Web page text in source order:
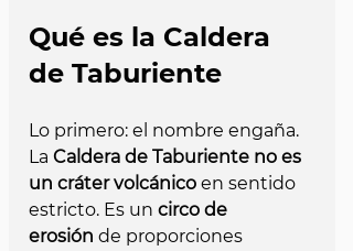
Qué es la Caldera
de Taburiente
Lo primero: el nombre engaña.
La Caldera de Taburiente no es
un cráter volcánico en sentido
estricto. Es un circo de
erosión de proporciones